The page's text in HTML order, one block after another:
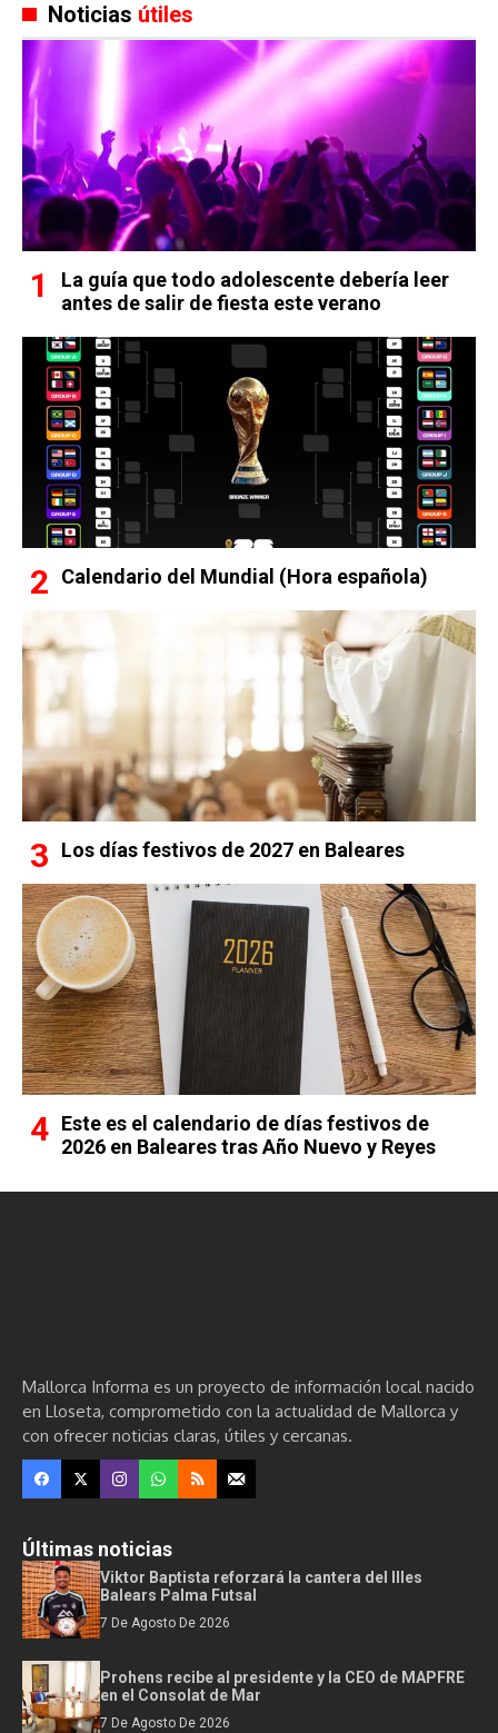
Noticias útiles
La guía que todo adolescente debería leer
antes de salir de fiesta este verano
Calendario del Mundial (Hora española)
Los días festivos de 2027 en Baleares
Este es el calendario de días festivos de
2026 en Baleares tras Año Nuevo y Reyes
Mallorca Informa es un proyecto de información local nacido
en Lloseta, comprometido con la actualidad de Mallorca y
con ofrecer noticias claras, útiles y cercanas.
Últimas noticias
Viktor Baptista reforzará la cantera del Illes
Balears Palma Futsal
7 De Agosto De 2026
Prohens recibe al presidente y la CEO de MAPFRE
en el Consolat de Mar
7 De Agosto De 2026